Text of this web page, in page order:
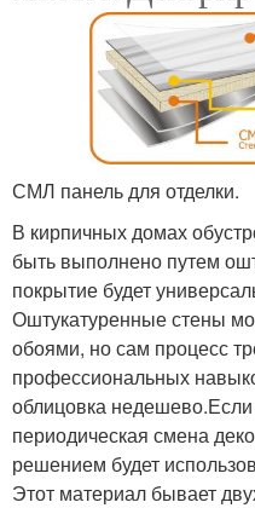
СМЛ панель для отделки.
В кирпичных домах
быть выполнено путем
покрытие будет
Оштукатуренные стены
обоями, но сам процесс
профессиональных
облицовка
периодическая смена
решением будет
Этот материал бывает